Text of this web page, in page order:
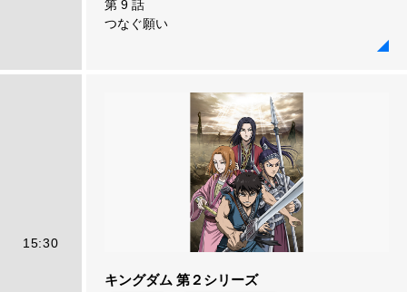
第 9 話
つなぐ願い
15:30
キングダム 第２シリーズ